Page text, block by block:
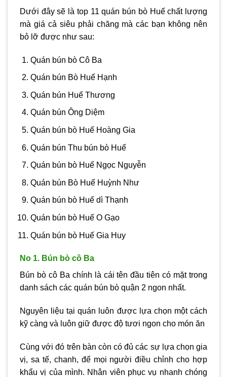
Dưới đây sẽ là top 11 quán bún bò Huế chất lượng
mà giá cả siêu phải chăng mà các bạn không nên
bỏ lỡ được như sau:
Quán bún bò Cô Ba
Quán bún Bò Huế Hạnh
Quán bún Huế Thương
Quán bún Ông Diệm
Quán bún bò Huế Hoàng Gia
Quán bún Thu bún bò Huế
Quán bún bò Huế Ngọc Nguyễn
Quán bún Bò Huế Huỳnh Như
Quán bún bò Huế dì Thạnh
Quán bún bò Huế O Gạo
Quán bún bò Huế Gia Huy
No 1. Bún bò cô Ba
Bún bò cô Ba chính là cái tên đầu tiên có mặt trong
danh sách các quán bún bò quận 2 ngon nhất.
Nguyên liệu tại quán luôn được lựa chọn một cách
kỹ càng và luôn giữ được độ tươi ngon cho món ăn
Cùng với đó trên bàn còn có đủ các sự lựa chọn gia
vị, sa tế, chanh, để mọi người điều chỉnh cho hợp
khẩu vị của mình. Nhân viên phục vụ nhanh chóng